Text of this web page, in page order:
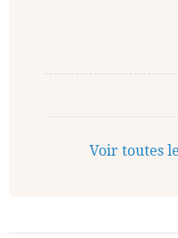
Voir toutes